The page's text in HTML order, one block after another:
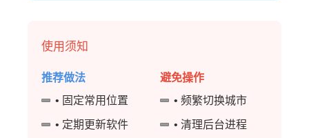
使用须知
推荐做法
• 固定常用位置
• 定期更新软件
避免操作
• 频繁切换城市
• 清理后台进程